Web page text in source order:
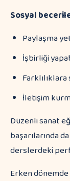
Sosyal
Paylaşma
İşbirliği
Farklılıklara
İletişim
Düzenli sanat
başarılarında
derslerdeki
Erken